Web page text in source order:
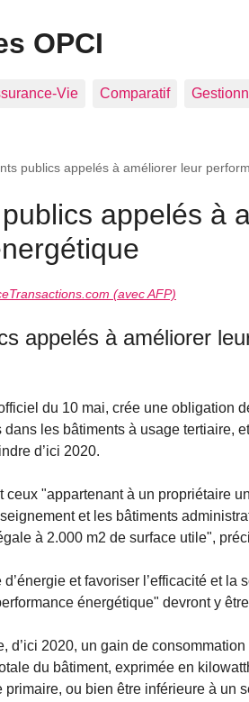
OPCI
Vie Comparatif
publics appelés à améliorer leur
appelés à
(avec AFP)
appelés à améliorer
du 10 mai, crée une obligation
les bâtiments à usage tertiaire,
d’ici 2020.
ceux "appartenant à un propriétaire
et les bâtiments
à 2.000 m2 de surface utile",
et favoriser l’efficacité et la
énergétique" devront y
d’ici 2020, un gain de
du bâtiment, exprimée en
primaire, ou bien être inférieure à un